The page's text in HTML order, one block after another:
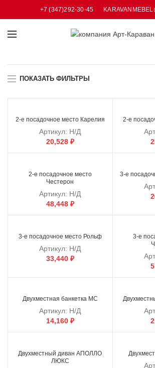
+7 (347)292-30-45
ПОКАЗАТЬ ФИЛЬТРЫ
2-е посадочное место Карелия
Артикул: Н/Д
20,528 ₽
2-е
2-е посадочное место
Честерон
Артикул: Н/Д
48,448 ₽
3-е
3-е посадочное место Рольф
Артикул: Н/Д
33,440 ₽
3-е
Двухместная банкетка МС
Артикул: Н/Д
14,160 ₽
Двухместный диван АПОЛЛО
ЛЮКС